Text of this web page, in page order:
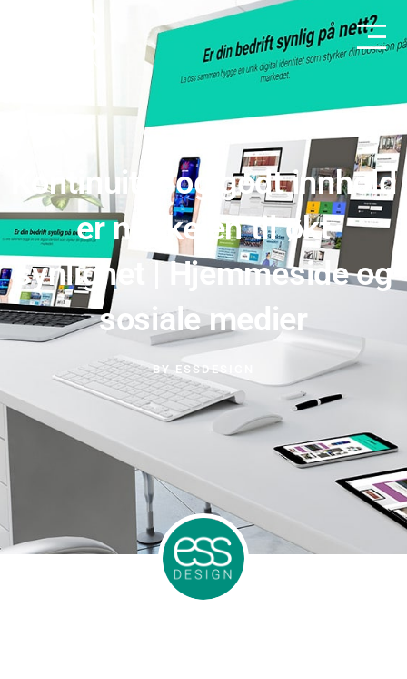
Kontinuitet og godt innhold
er nøkkelen til økt
synlighet | Hjemmeside og
sosiale medier
BY ESSDESIGN